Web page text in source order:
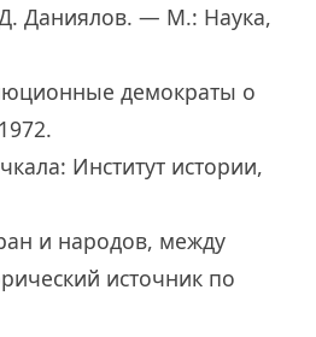
Д. Даниялов. — М.: Наука,
демократы о
Институт истории,
и народов, между
источник по